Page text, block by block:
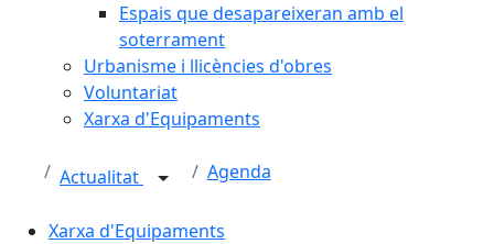
Espais que desapareixeran amb el
soterrament
Urbanisme i llicències d'obres
Voluntariat
Xarxa d'Equipaments
Actualitat Agenda
Xarxa d'Equipaments